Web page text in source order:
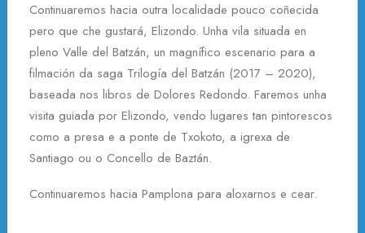
Continuaremos hacia outra localidade pouco coñecida
pero que che gustará, Elizondo. Unha vila situada en
pleno Valle del Batzán, un magnífico escenario para a
filmación da saga Trilogía del Batzán (2017 – 2020),
baseada nos libros de Dolores Redondo. Faremos unha
visita guiada por Elizondo, vendo lugares tan pintorescos
como a presa e a ponte de Txokoto, a igrexa de
Santiago ou o Concello de Baztán.
Continuaremos hacia Pamplona para aloxarnos e cear.